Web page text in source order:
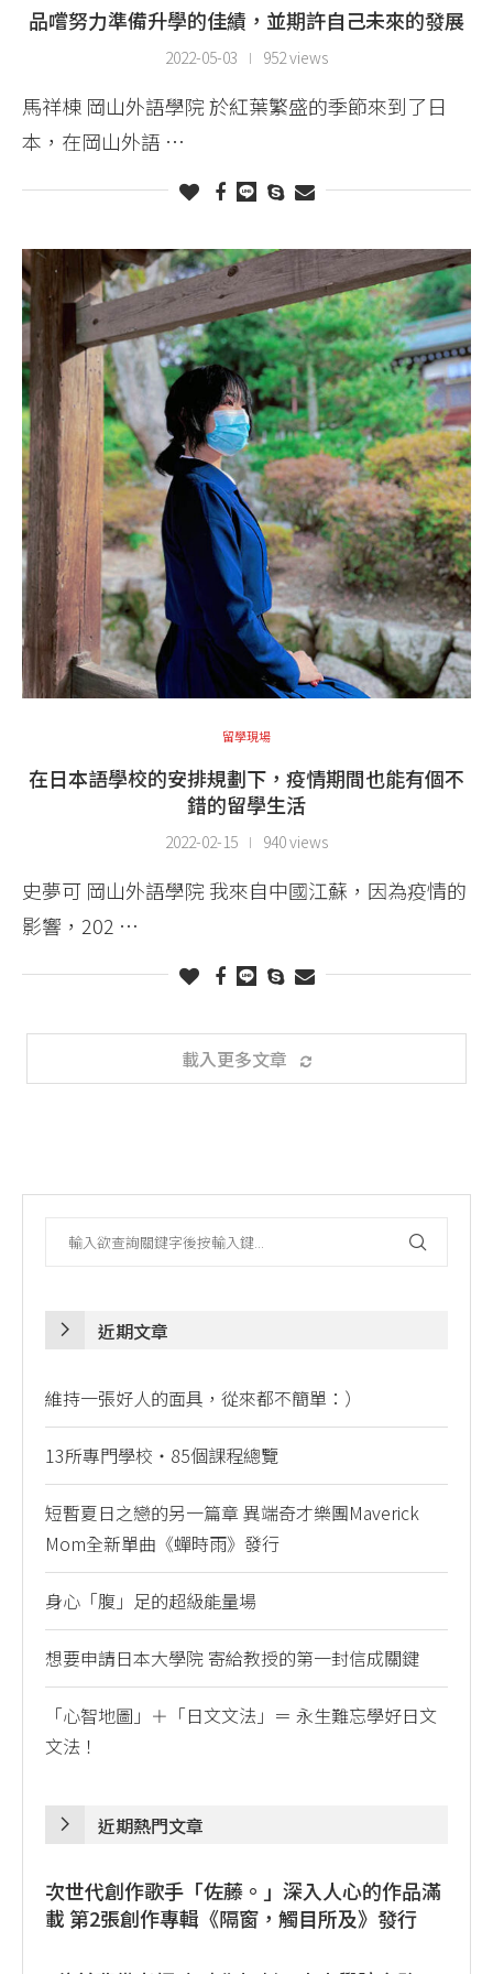
品嚐努力準備升學的佳績，並期許自己未來的發展
2022-05-03 952 views
馬祥棟 岡山外語學院 於紅葉繁盛的季節來到了日
本，在岡山外語 …
留學現場
在日本語學校的安排規劃下，疫情期間也能有個不
錯的留學生活
2022-02-15 940 views
史夢可 岡山外語學院 我來自中國江蘇，因為疫情的
影響，202 …
載入更多文章
近期文章
維持一張好人的面具，從來都不簡單：）
13所專門學校・85個課程總覽
短暫夏日之戀的另一篇章 異端奇才樂團Maverick
Mom全新單曲《蟬時雨》發行
身心「腹」足的超級能量場
想要申請日本大學院 寄給教授的第一封信成關鍵
「心智地圖」＋「日文文法」＝ 永生難忘學好日文
文法！
近期熱門文章
次世代創作歌手「佐藤。」深入人心的作品滿
載 第2張創作專輯《隔窗，觸目所及》發行